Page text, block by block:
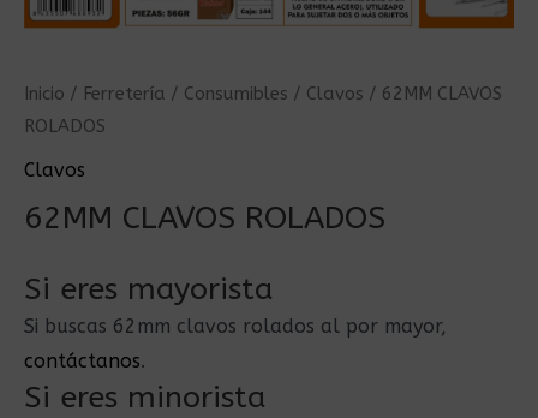
Inicio / Ferretería / Consumibles / Clavos / 62MM CLAVOS
ROLADOS
Clavos
62MM CLAVOS ROLADOS
Si eres mayorista
Si buscas 62mm clavos rolados al por mayor,
contáctanos.
Si eres minorista